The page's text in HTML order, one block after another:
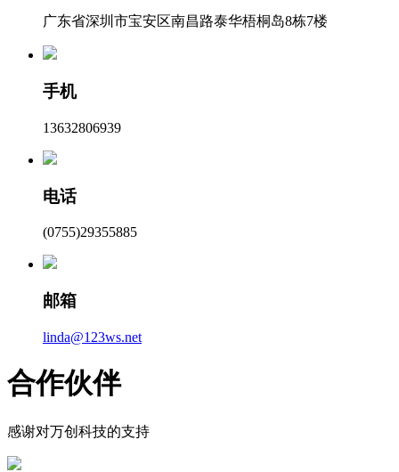
广东省深圳市宝安区南昌路泰华梧桐岛8栋7楼
手机
13632806939
电话
(0755)29355885
邮箱
linda@123ws.net
合作伙伴
感谢对万创科技的支持